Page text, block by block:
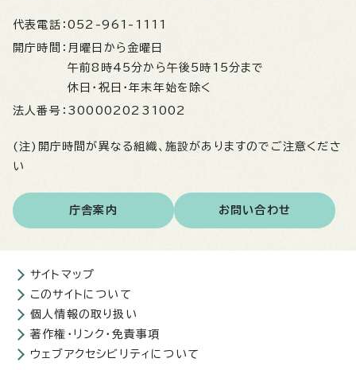
代表電話： 052-961-1111
開庁時間： 月曜日から金曜日
午前8時45分から午後5時15分まで
休日・祝日・年末年始を除く
法人番号： 3000020231002
(注)開庁時間が異なる組織、施設がありますのでご注意くださ
い
庁舎案内 お問い合わせ
サイトマップ
このサイトについて
個人情報の取り扱い
著作権・リンク・免責事項
ウェブアクセシビリティについて